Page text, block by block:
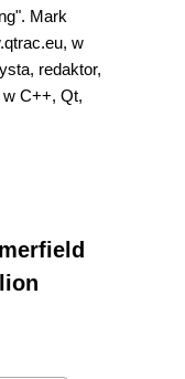
Mark
w
redaktor,
C++, Qt,